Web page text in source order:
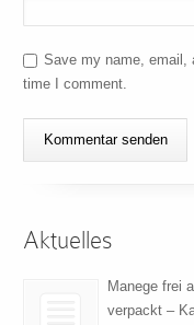
Save my name, email,
time I comment.
Aktuelles
Manege frei
verpackt –